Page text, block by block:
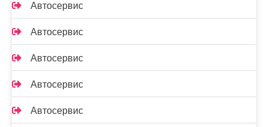
Автосервис
Автосервис
Автосервис
Автосервис
Автосервис